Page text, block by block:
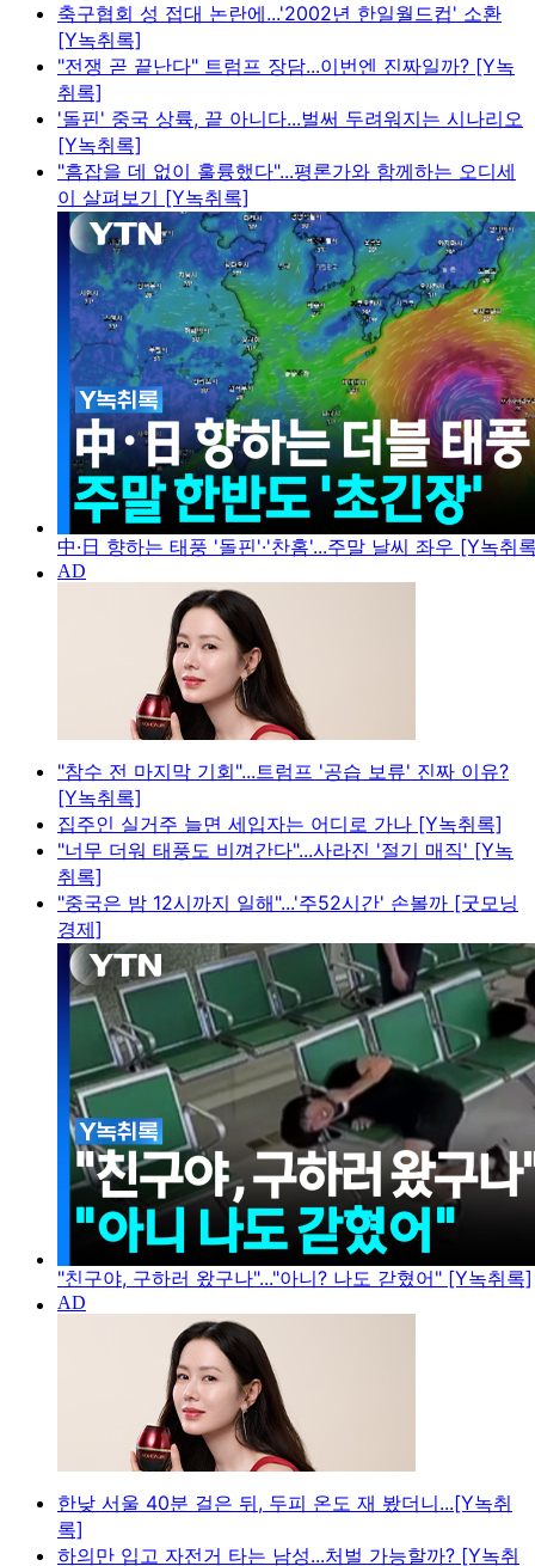
축구협회 성 접대 논란에...'2002년 한일월드컵' 소환
[Y녹취록]
"전쟁 곧 끝난다" 트럼프 장담...이번엔 진짜일까? [Y녹
취록]
'돌핀' 중국 상륙, 끝 아니다...벌써 두려워지는 시나리오
[Y녹취록]
"흠잡을 데 없이 훌륭했다"...평론가와 함께하는 오디세
이 살펴보기 [Y녹취록]
中·日 향하는 태풍 '돌핀'·'찬홈'...주말 날씨 좌우 [Y녹취
"참수 전 마지막 기회"...트럼프 '공습 보류' 진짜 이유?
[Y녹취록]
집주인 실거주 늘면 세입자는 어디로 가나 [Y녹취록]
"너무 더워 태풍도 비껴간다"...사라진 '절기 매직' [Y녹
취록]
"중국은 밤 12시까지 일해"...'주52시간' 손볼까 [굿모닝
경제]
"친구야, 구하러 왔구나"..."아니? 나도 갇혔어" [Y녹취록]
한낮 서울 40분 걸은 뒤, 두피 온도 재 봤더니...[Y녹취
록]
하의만 입고 자전거 타는 남성...처벌 가능할까? [Y녹취